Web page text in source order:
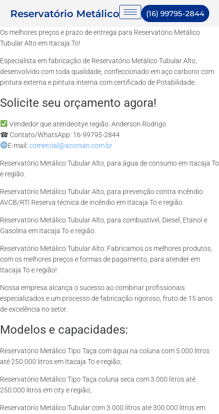
Reservatório Metálico (16) 99795-2844
Os melhores preços e prazo de entrega para Reservatório Metálico
Tubular Alto em Itacaja To!
Especialista em fabricação de Reservatório Metálico Tubular Alto,
desenvolvido com toda qualidade, confeccionado em aço carbono com
pintura externa e pintura interna com certificado de Potabilidade.
Solicite seu orçamento agora!
Vendedor que atendecitye região: Anderson Rodrigo
☎ Contato/WhatsApp: 16-99795-2844
E-mail: comercial@acorsan.com.br
Reservatório Metálico Tubular Alto, para água de consumo em Itacaja To
e região.
Reservatório Metálico Tubular Alto, para prevenção contra incêndio
AVCB/RTI Reserva técnica de incêndio em Itacaja To e região.
Reservatório Metálico Tubular Alto, para combustível, Diesel, Etanol e
Gasolina em Itacaja To e região.
Reservatório Metálico Tubular Alto: Fabricamos os melhores produtos,
com os melhores preços e formas de pagamento, para atender em
Itacaja To e região!
Nossa empresa alcança o sucesso ao combinar profissionais
especializados e um processo de fabricação rigoroso, fruto de 15 anos
de excelência no setor.
Modelos e capacidades:
Reservatório Metálico Tipo Taça com água na coluna com 5.000 litros
até 250.000 litros em Itacaja To e região;
Reservatório Metálico Tipo Taça coluna seca com 3.000 litros até
250.000 litros em city e região;
Reservatório Metálico Tubular com 3.000 litros até 300.000 litros em